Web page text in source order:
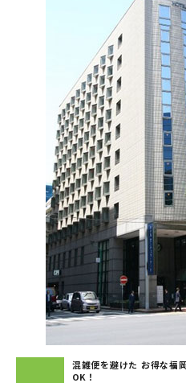
混雑便を避けた お得な福
OK！